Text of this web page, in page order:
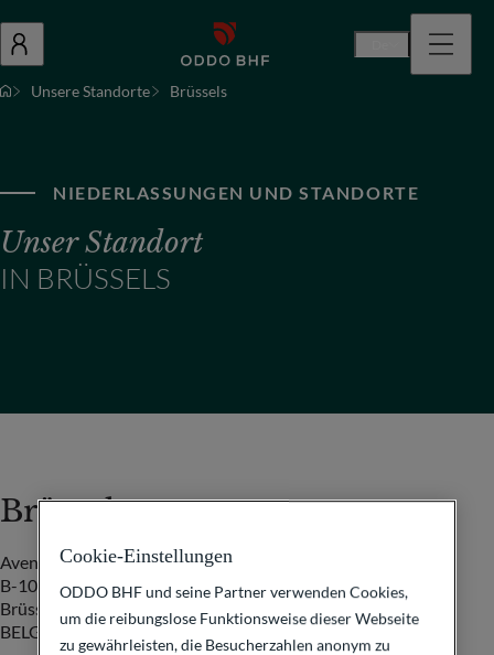
Unsere Standorte Brüssels
NIEDERLASSUNGEN UND STANDORTE
Unser Standort
IN BRÜSSELS
Brüssels
Avenue Louise 326
B-1050
Brüssels
BELGIEN
Cookie-Einstellungen
ODDO BHF und seine Partner verwenden Cookies,
um die reibungslose Funktionsweise dieser Webseite
zu gewährleisten, die Besucherzahlen anonym zu